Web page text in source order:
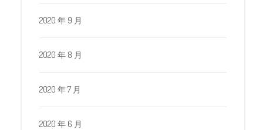
2020 年 9 月
2020 年 8 月
2020 年 7 月
2020 年 6 月